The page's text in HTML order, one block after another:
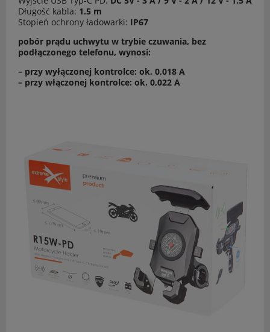
Długość kabla: 1.5 m
Stopień ochrony ładowarki: IP67
pobór prądu uchwytu w trybie czuwania, bez
podłączonego telefonu, wynosi:
– przy wyłączonej kontrolce: ok. 0,018 A
– przy włączonej kontrolce: ok. 0,022 A